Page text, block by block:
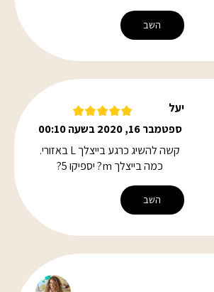
השב
יעל
ספטמבר 16, 2020 בשעה 00:10
קשה להשיג כרגע בייצלך L באזורי.
כמה בייצלך m? יספיקו 5?
השב